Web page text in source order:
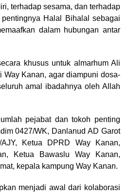
terhadap sesama, dan terhadap
Halal Bihalal sebagai
dalam hubungan antar
khusus untuk almarhum Ali
Way Kanan, agar diampuni dosa-
amal ibadahnya oleh Allah
pejabat dan tokoh penting
0427/WK, Danlanud AD Garot
Ketua DPRD Way Kanan,
Ketua Bawaslu Way Kanan,
kepala kampung Way Kanan.
menjadi awal dari kolaborasi